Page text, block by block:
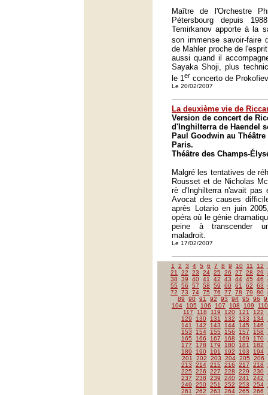
Maître de l'Orchestre
Pétersbourg depuis
Temirkanov apporte à la
son immense savoir-faire
de Mahler proche de
aussi quand il
Sayaka Shoji, plus
le 1er concerto de
Le 20/02/2007
La deuxième vie de
Version de concert de
d'Inghilterra de Haendel
Paul Goodwin au
Paris.
Théâtre des Champs-
Malgré les tentatives de
Rousset et de Nicholas
rè d'Inghilterra n'avait pas
Avocat des causes
après Lotario en juin
opéra où le génie
peine à transcender
maladroit.
Le 17/02/2007
1 2 3 4 5 6 7 8 9 10 11 12
21
22 23 24 25 26 27 28 29
38
39 40 41 42 43 44 45 46
55
56 57 58 59 60 61 62 63
72
73 74 75 76 77 78 79 80
89
90 91 92 93 94 95 96
104
105 106 107 108 109
110
117
118 119 120 121 122
129
130 131 132 133 134
141
142 143 144 145 146
153
154 155 156 157 158
165
166 167 168 169 170
177
178 179 180 181 182
189
190 191 192 193 194
201
202 203 204 205
206
213
214 215 216 217 218
225
226 227 228 229 230
237
238 239 240 241 242
249
250 251 252 253 254
261
262 263 264 265 266